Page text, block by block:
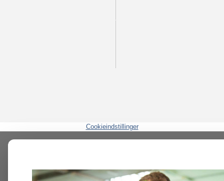
Cookieindstillinger